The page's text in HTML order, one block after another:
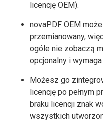
licencję OEM).
novaPDF OEM
przemianowany,
ogóle nie zobaczą
opcjonalny i
Możesz go
licencję po pełnym
braku licencji znak
wszystkich